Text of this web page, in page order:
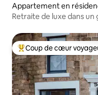
Appartement en
Retraite de luxe dans un
Coups de cœur
Coup de cœur